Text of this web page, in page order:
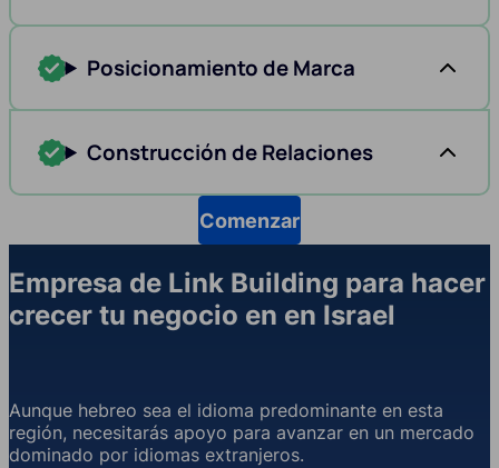
Posicionamiento de Marca
Construcción de Relaciones
Comenzar
Empresa de Link Building para hacer
crecer tu negocio en en Israel
Aunque hebreo sea el idioma predominante en esta
región, necesitarás apoyo para avanzar en un mercado
dominado por idiomas extranjeros.